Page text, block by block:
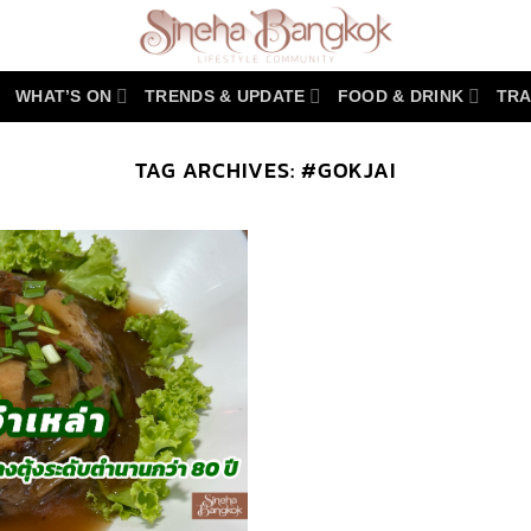
WHAT’S ON TRENDS & UPDATE FOOD & DRINK
TAG ARCHIVES: #GOKJAI